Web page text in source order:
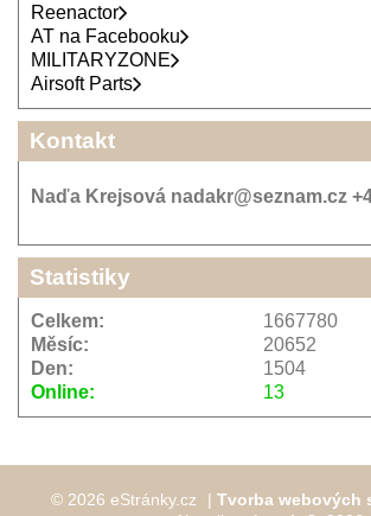
Reenactor
AT na Facebooku
MILITARYZONE
Airsoft Parts
Kontakt
Naďa Krejsová nadakr@seznam.cz
Statistiky
Online: 13
Celkem:
1667780
Měsíc:
20652
Den:
1504
© 2026 eStránky.cz | Tvorba webových